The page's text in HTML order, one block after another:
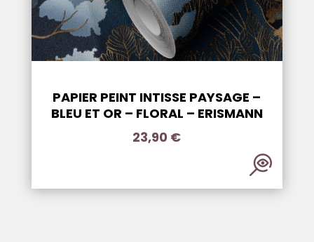
PAPIER PEINT INTISSE PAYSAGE –
BLEU ET OR – FLORAL – ERISMANN
23,90 €